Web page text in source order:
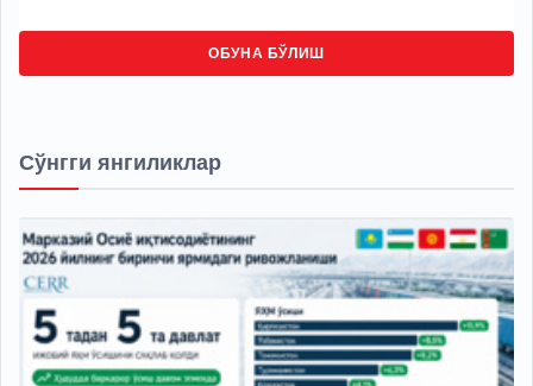
ОБУНА БЎЛИШ
Сўнгги янгиликлар